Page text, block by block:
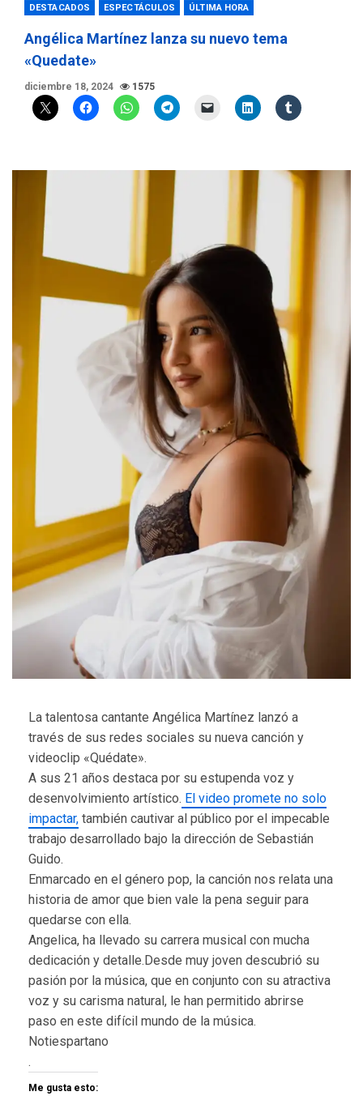
DESTACADOS ESPECTÁCULOS ÚLTIMA HORA
Angélica Martínez lanza su nuevo tema
«Quedate»
diciembre 18, 2024 1575
La talentosa cantante Angélica Martínez lanzó a
través de sus redes sociales su nueva canción y
videoclip «Quédate».
A sus 21 años destaca por su estupenda voz y
desenvolvimiento artístico. El video promete no solo
impactar, también cautivar al público por el impecable
trabajo desarrollado bajo la dirección de Sebastián
Guido.
Enmarcado en el género pop, la canción nos relata una
historia de amor que bien vale la pena seguir para
quedarse con ella.
Angelica, ha llevado su carrera musical con mucha
dedicación y detalle.Desde muy joven descubrió su
pasión por la música, que en conjunto con su atractiva
voz y su carisma natural, le han permitido abrirse
paso en este difícil mundo de la música.
Notiespartano
.
Me gusta esto: